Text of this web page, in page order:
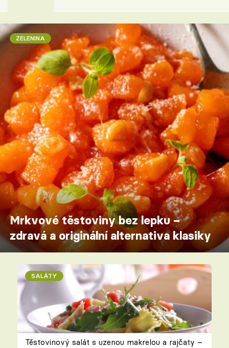
ZELENINA
Mrkvové těstoviny bez lepku –
zdravá a originální alternativa klasiky
SALÁTY
Těstovinový salát s uzenou makrelou a rajčaty –